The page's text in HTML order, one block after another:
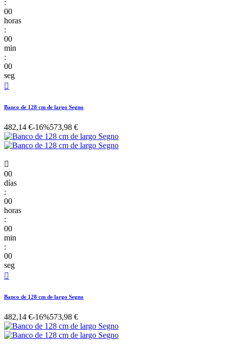
:
00
horas
:
00
min
:
00
seg

Banco de 128 cm de largo Segno
482,14 €-16%573,98 €

00
días
:
00
horas
:
00
min
:
00
seg

Banco de 128 cm de largo Segno
482,14 €-16%573,98 €